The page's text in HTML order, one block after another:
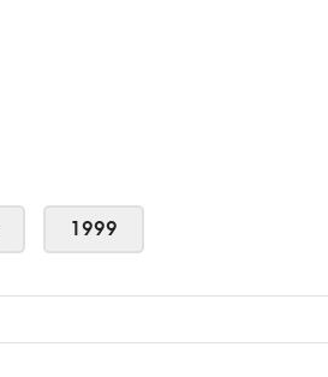
1999